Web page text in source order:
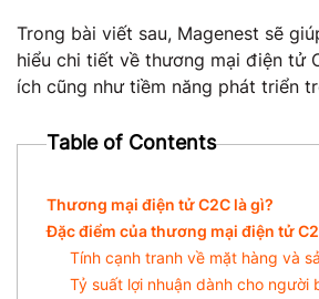
Trong bài viết sau, Magenest sẽ
hiểu chi tiết về thương mại điện tử
ích cũng như tiềm năng phát triển
Table of Contents
Thương mại điện tử C2C là gì?
Đặc điểm của thương mại điện tử
Tính cạnh tranh về mặt hàng và
Tỷ suất lợi nhuận dành cho người